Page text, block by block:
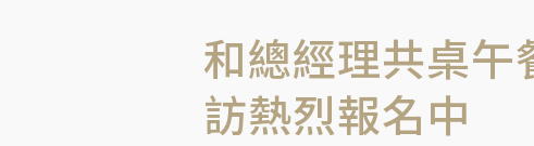
和總經理共桌
訪熱烈報名中